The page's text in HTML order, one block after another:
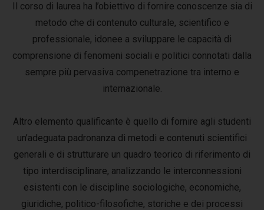
Il corso di laurea ha l’obiettivo di fornire conoscenze sia di
metodo che di contenuto culturale, scientifico e
professionale, idonee a sviluppare le capacità di
comprensione di fenomeni sociali e politici connotati dalla
sempre più pervasiva compenetrazione tra interno e
internazionale.
Altro elemento qualificante è quello di fornire agli studenti
un’adeguata padronanza di metodi e contenuti scientifici
generali e di strutturare un quadro teorico di riferimento di
tipo interdisciplinare, analizzando le interconnessioni
esistenti con le discipline sociologiche, economiche,
giuridiche, politico-filosofiche, storiche e dei processi